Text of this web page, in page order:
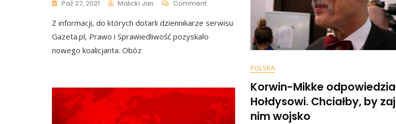
Paź 27, 2021 Malicki Jan CommentOn
Prawo
I
Sprawiedliwość
Z informacji, do których dotarli dziennikarze serwisu
Gazeta.pl, Prawo i Sprawiedliwość pozyskało
nowego koalicjanta. Obóz
POLSKA
Korwin-Mikke
Hołdysowi. Chciałby, by
nim wojsko